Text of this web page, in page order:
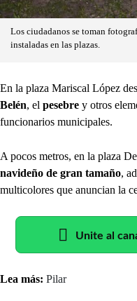
Los ciudadanos se toman
instaladas en las plazas.
En la plaza Mariscal López
Belén, el pesebre y otros
funcionarios municipales.
A pocos metros, en la plaza
navideño de gran tamaño,
multicolores que anuncian la
Unite al
Lea más: Pilar